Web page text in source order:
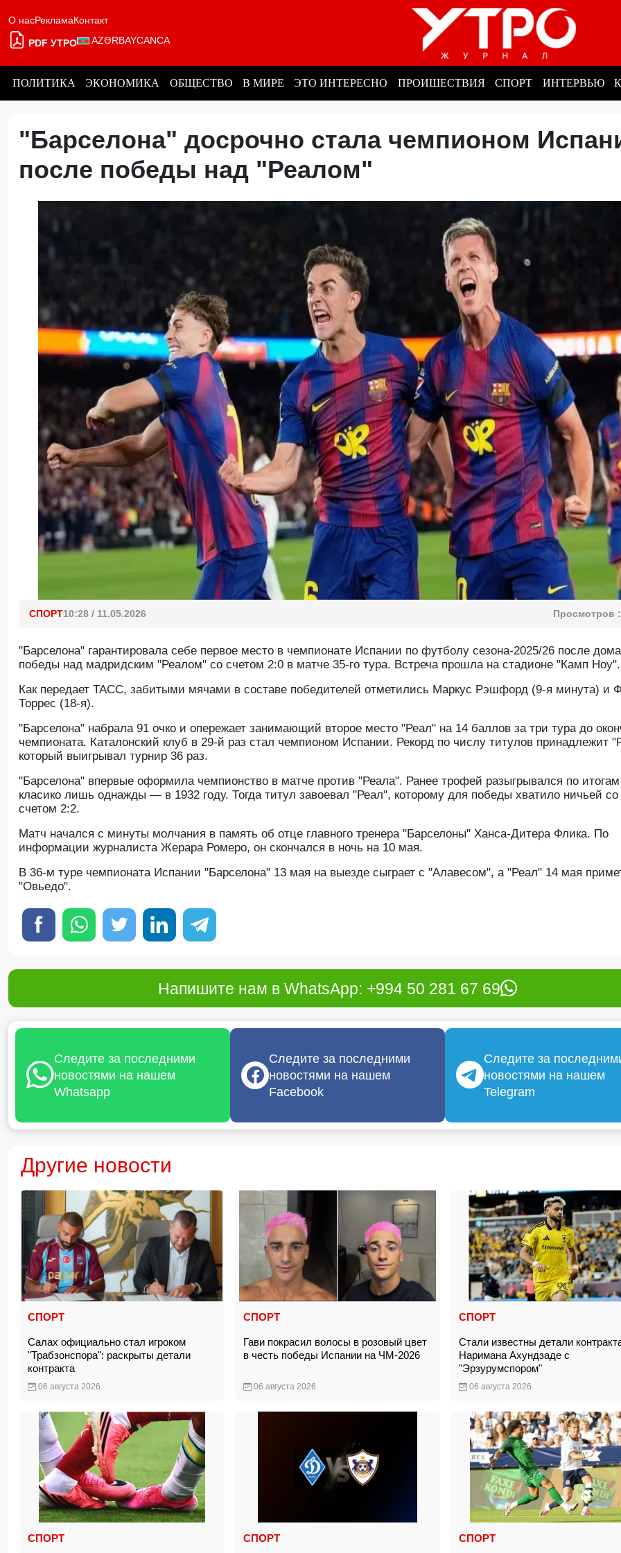
О насРекламаКонтакт
PDF УТРО AZƏRBAYCANCA
ПОЛИТИКА ЭКОНОМИКА ОБЩЕСТВО В МИРЕ ЭТО ИНТЕРЕСНО ПРОИШЕСТВИЯ СПОРТ ИНТЕРВЬЮ
"Барселона" досрочно стала чемпионом
после победы над "Реалом"
СПОРТ10:28 / 11.05.2026 Просмотров :
"Барселона" гарантировала себе первое место в чемпионате Испании по футболу сезона-2025/26 после
победы над мадридским "Реалом" со счетом 2:0 в матче 35-го тура. Встреча прошла на стадионе "Камп Ноу".
Как передает ТАСС, забитыми мячами в составе победителей отметились Маркус Рэшфорд (9-я минута) и
Торрес (18-я).
"Барселона" набрала 91 очко и опережает занимающий второе место "Реал" на 14 баллов за три тура до
чемпионата. Каталонский клуб в 29-й раз стал чемпионом Испании. Рекорд по числу титулов принадлежит
который выигрывал турнир 36 раз.
"Барселона" впервые оформила чемпионство в матче против "Реала". Ранее трофей разыгрывался по итогам
класико лишь однажды — в 1932 году. Тогда титул завоевал "Реал", которому для победы хватило ничьей со
счетом 2:2.
Матч начался с минуты молчания в память об отце главного тренера "Барселоны" Ханса-Дитера Флика. По
информации журналиста Жерара Ромеро, он скончался в ночь на 10 мая.
В 36-м туре чемпионата Испании "Барселона" 13 мая на выезде сыграет с "Алавесом", а "Реал" 14 мая
"Овьедо".
Напишите нам в WhatsApp: +994 50 281 67 69
Следите за последними
новостями на нашем
Whatsapp
Следите за последними
новостями на нашем
Facebook
Следите за
новостями на нашем
Telegram
Другие новости
СПОРТ
Салах официально стал игроком
"Трабзонспора": раскрыты детали
контракта
06 августа 2026
СПОРТ
Гави покрасил волосы в розовый цвет
в честь победы Испании на ЧМ-2026
06 августа 2026
СПОРТ
Стали известны детали
Наримана Ахундзаде с
"Эрзурумспором"
06 августа 2026
СПОРТ СПОРТ СПОРТ